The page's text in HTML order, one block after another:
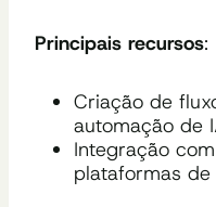
Principais recursos:
Criação de
automação de
Integração
plataformas